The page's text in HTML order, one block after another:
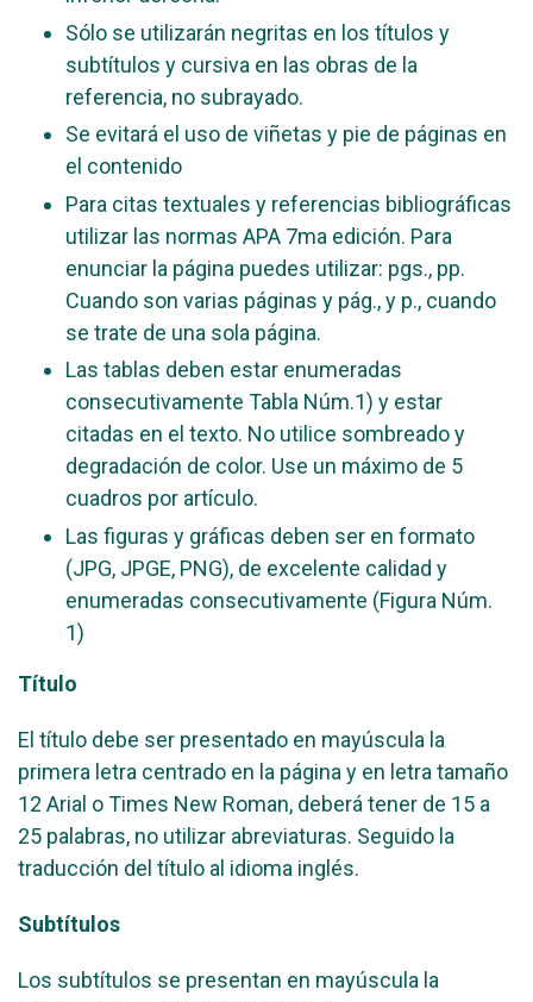
Sólo se utilizarán negritas en los títulos y
subtítulos y cursiva en las obras de la
referencia, no subrayado.
Se evitará el uso de viñetas y pie de páginas en
el contenido
Para citas textuales y referencias bibliográficas
utilizar las normas APA 7ma edición. Para
enunciar la página puedes utilizar: pgs., pp.
Cuando son varias páginas y pág., y p., cuando
se trate de una sola página.
Las tablas deben estar enumeradas
consecutivamente Tabla Núm.1) y estar
citadas en el texto. No utilice sombreado y
degradación de color. Use un máximo de 5
cuadros por artículo.
Las figuras y gráficas deben ser en formato
(JPG, JPGE, PNG), de excelente calidad y
enumeradas consecutivamente (Figura Núm.
1)
Título
El título debe ser presentado en mayúscula la
primera letra centrado en la página y en letra tamaño
12 Arial o Times New Roman, deberá tener de 15 a
25 palabras, no utilizar abreviaturas. Seguido la
traducción del título al idioma inglés.
Subtítulos
Los subtítulos se presentan en mayúscula la